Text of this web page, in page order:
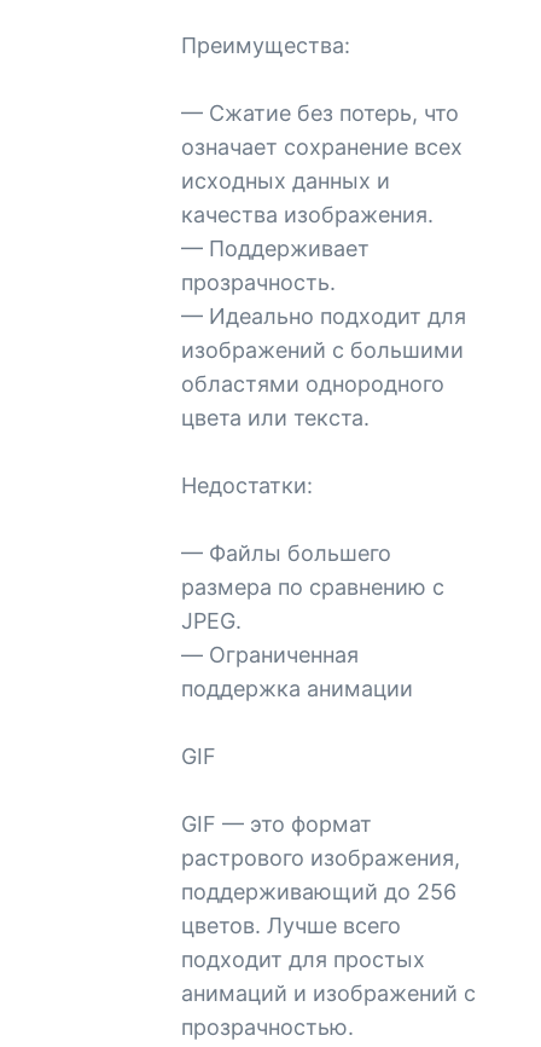
Преимущества:
— Сжатие без потерь, что
означает сохранение всех
исходных данных и
качества изображения.
— Поддерживает
прозрачность.
— Идеально подходит для
изображений с большими
областями однородного
цвета или текста.
Недостатки:
— Файлы большего
размера по сравнению с
JPEG.
— Ограниченная
поддержка анимации
GIF
GIF — это формат
растрового изображения,
поддерживающий до 256
цветов. Лучше всего
подходит для простых
анимаций и изображений с
прозрачностью.